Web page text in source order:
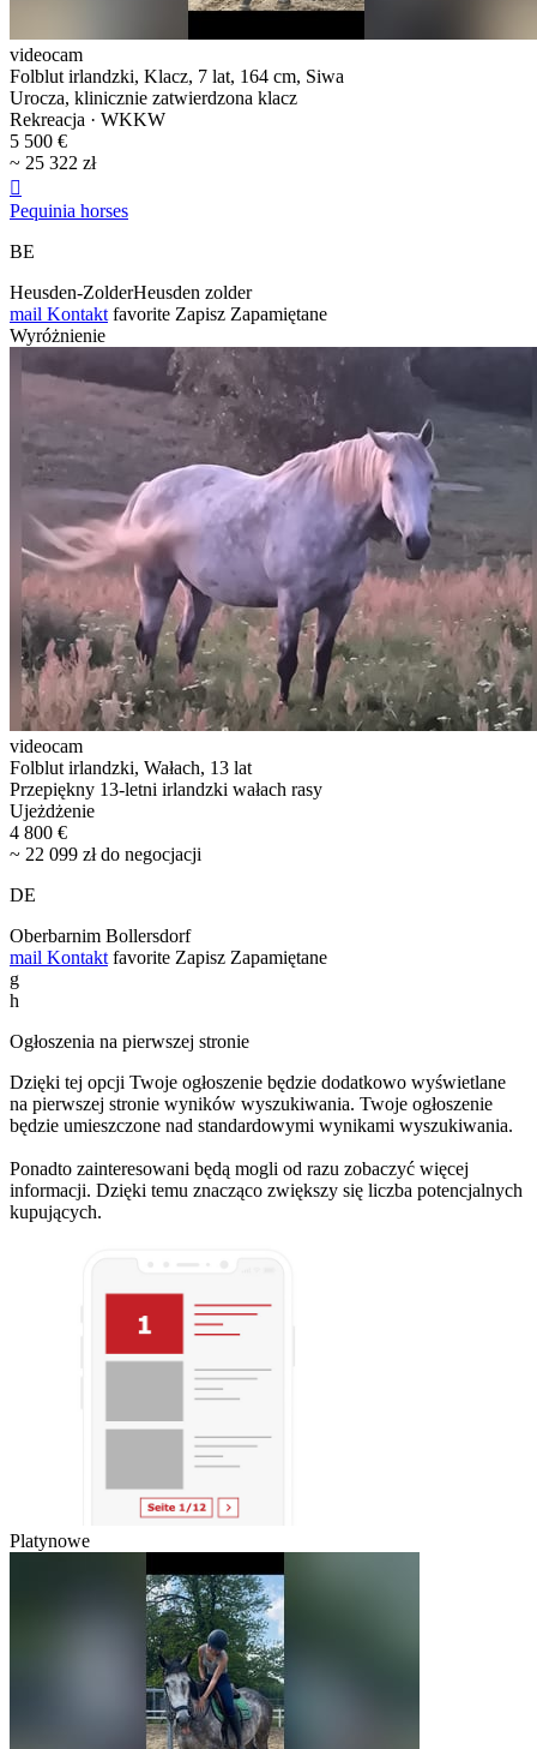
videocam
Folblut irlandzki, Klacz, 7 lat, 164 cm, Siwa
Urocza, klinicznie zatwierdzona klacz
Rekreacja · WKKW
5 500 €
~ 25 322 zł

Pequinia horses
BE
Heusden-ZolderHeusden zolder
mail Kontakt favorite Zapisz Zapamiętane
Wyróżnienie
videocam
Folblut irlandzki, Wałach, 13 lat
Przepiękny 13-letni irlandzki wałach rasy
Ujeżdżenie
4 800 €
~ 22 099 zł do negocjacji
DE
Oberbarnim Bollersdorf
mail Kontakt favorite Zapisz Zapamiętane
g
h
Ogłoszenia na pierwszej stronie
Dzięki tej opcji Twoje ogłoszenie będzie dodatkowo wyświetlane
na pierwszej stronie wyników wyszukiwania. Twoje ogłoszenie
będzie umieszczone nad standardowymi wynikami wyszukiwania.
Ponadto zainteresowani będą mogli od razu zobaczyć więcej
informacji. Dzięki temu znacząco zwiększy się liczba potencjalnych
kupujących.
Platynowe